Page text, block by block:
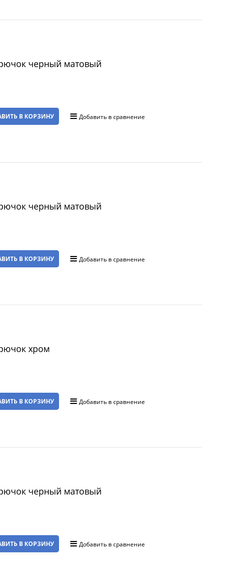
черный матовый
В КОРЗИНУ Добавить в сравнение
черный матовый
В КОРЗИНУ Добавить в сравнение
хром
В КОРЗИНУ Добавить в сравнение
черный матовый
В КОРЗИНУ Добавить в сравнение